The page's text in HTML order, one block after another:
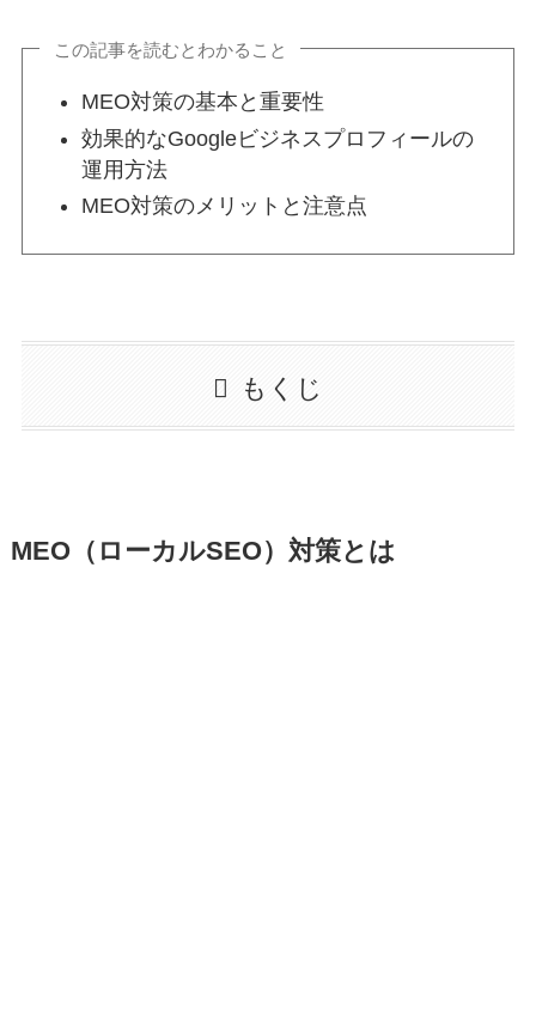
この記事を読むとわかること
MEO対策の基本と重要性
効果的なGoogleビジネスプロフィールの
運用方法
MEO対策のメリットと注意点
もくじ
MEO（ローカルSEO）対策とは